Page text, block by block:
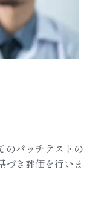
のパッチテストの
づき評価を行いま